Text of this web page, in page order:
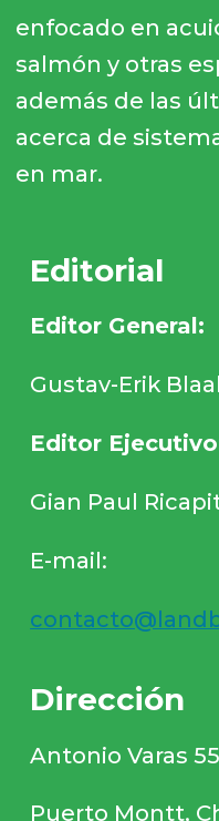
enfocado en
salmón y otras
además de las
acerca de
en mar.
Editorial
Editor General:
Gustav-Erik
Editor
Gian Paul
E-mail:
Dirección
Antonio Varas
Puerto Montt,